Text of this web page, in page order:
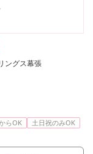
ングス幕張
らOK 土日祝のみOK